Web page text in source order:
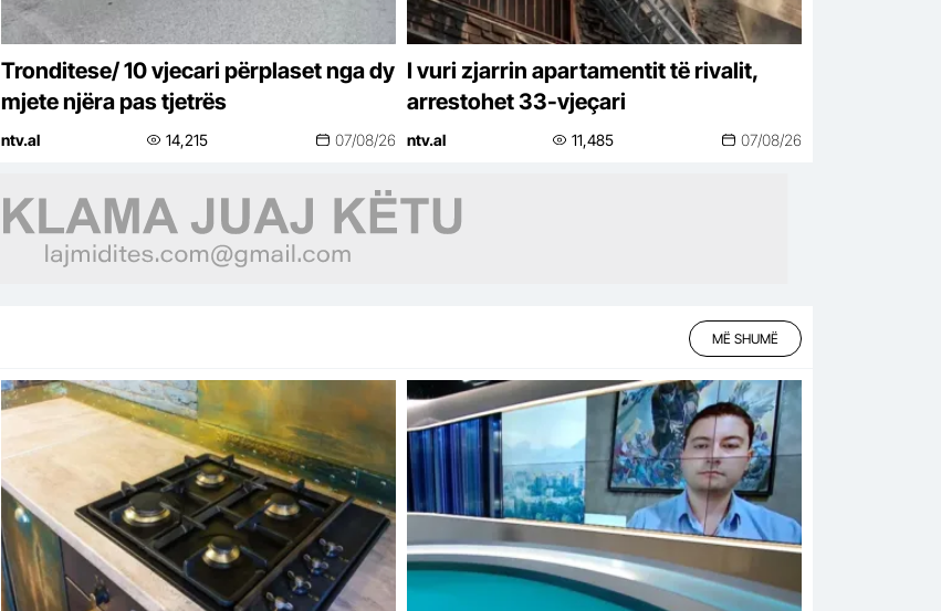
Tronditese/ 10 vjecari përplaset nga dy
mjete njëra pas tjetrës
ntv.al 14,215 07/08/26
I vuri zjarrin apartamentit të rivalit,
arrestohet 33-vjeçari
ntv.al 11,485 07/08/26
MË SHUMË